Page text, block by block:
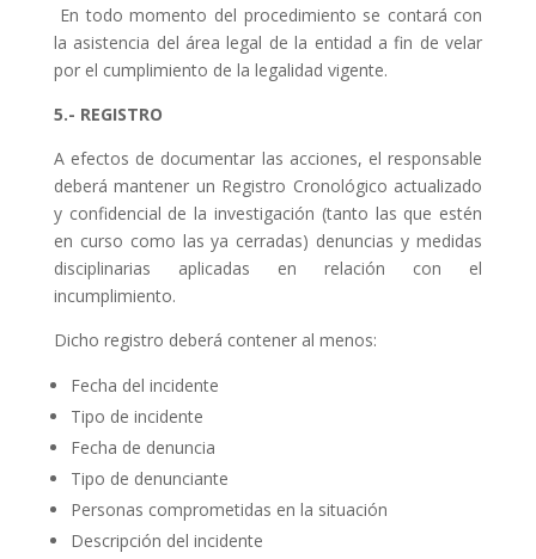
En todo momento del procedimiento se contará con
la asistencia del área legal de la entidad a fin de velar
por el cumplimiento de la legalidad vigente.
5.- REGISTRO
A efectos de documentar las acciones, el responsable
deberá mantener un Registro Cronológico actualizado
y confidencial de la investigación (tanto las que estén
en curso como las ya cerradas) denuncias y medidas
disciplinarias aplicadas en relación con el
incumplimiento.
Dicho registro deberá contener al menos:
Fecha del incidente
Tipo de incidente
Fecha de denuncia
Tipo de denunciante
Personas comprometidas en la situación
Descripción del incidente